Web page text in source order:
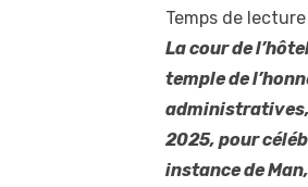
Temps de lecture
La cour de
temple de
administratives,
2025, pour
instance de